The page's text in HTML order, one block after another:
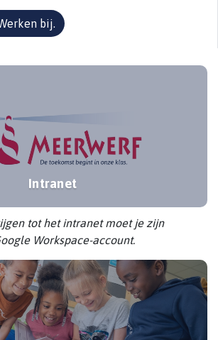
bij.
Intranet
tot het intranet moet je zijn
Workspace-account.